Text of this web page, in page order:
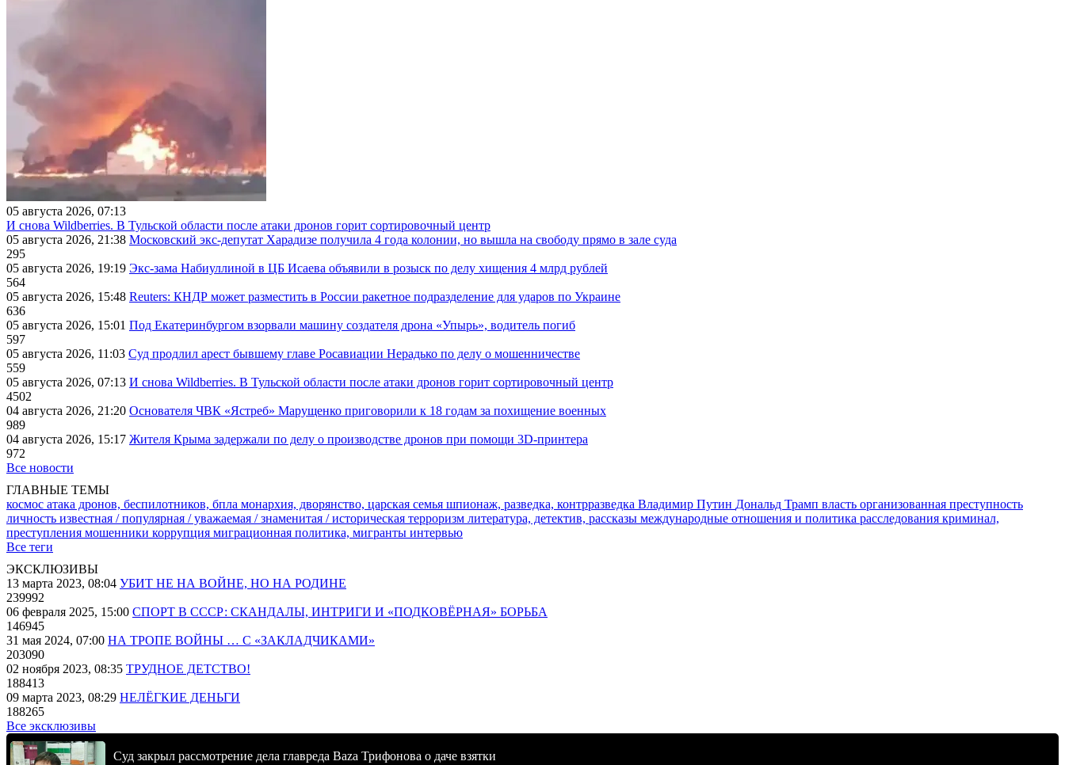
05 августа 2026, 07:13
И снова Wildberries. В Тульской области после атаки дронов горит сортировочный центр
05 августа 2026, 21:38 Московский экс-депутат Харадизе получила 4 года колонии, но вышла на свободу прямо в зале суда
295
05 августа 2026, 19:19 Экс-зама Набиуллиной в ЦБ Исаева объявили в розыск по делу хищения 4 млрд рублей
564
05 августа 2026, 15:48 Reuters: КНДР может разместить в России ракетное подразделение для ударов по Украине
636
05 августа 2026, 15:01 Под Екатеринбургом взорвали машину создателя дрона «Упырь», водитель погиб
597
05 августа 2026, 11:03 Суд продлил арест бывшему главе Росавиации Нерадько по делу о мошенничестве
559
05 августа 2026, 07:13 И снова Wildberries. В Тульской области после атаки дронов горит сортировочный центр
4502
04 августа 2026, 21:20 Основателя ЧВК «Ястреб» Марущенко приговорили к 18 годам за похищение военных
989
04 августа 2026, 15:17 Жителя Крыма задержали по делу о производстве дронов при помощи 3D‑принтера
972
Все новости
ГЛАВНЫЕ ТЕМЫ
космос атака дронов, беспилотников, бпла монархия, дворянство, царская семья шпионаж, разведка, контрразведка Владимир Путин Дональд Трамп власть организованная преступность
личность известная / популярная / уважаемая / знаменитая / историческая терроризм литература, детектив, рассказы международные отношения и политика расследования криминал,
преступления мошенники коррупция миграционная политика, мигранты интервью
Все теги
ЭКСКЛЮЗИВЫ
13 марта 2023, 08:04 УБИТ НЕ НА ВОЙНЕ, НО НА РОДИНЕ
239992
06 февраля 2025, 15:00 СПОРТ В СССР: СКАНДАЛЫ, ИНТРИГИ И «ПОДКОВЁРНАЯ» БОРЬБА
146945
31 мая 2024, 07:00 НА ТРОПЕ ВОЙНЫ … С «ЗАКЛАДЧИКАМИ»
203090
02 ноября 2023, 08:35 ТРУДНОЕ ДЕТСТВО!
188413
09 марта 2023, 08:29 НЕЛЁГКИЕ ДЕНЬГИ
188265
Все эксклюзивы
Суд закрыл рассмотрение дела главреда Baza Трифонова о даче взятки